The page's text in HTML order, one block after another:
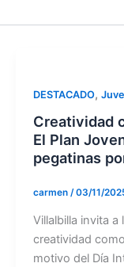
DESTACADO,
Creatividad
El Plan
pegatinas
carmen /03/11/
Villalbilla invita a
creatividad
motivo del Día